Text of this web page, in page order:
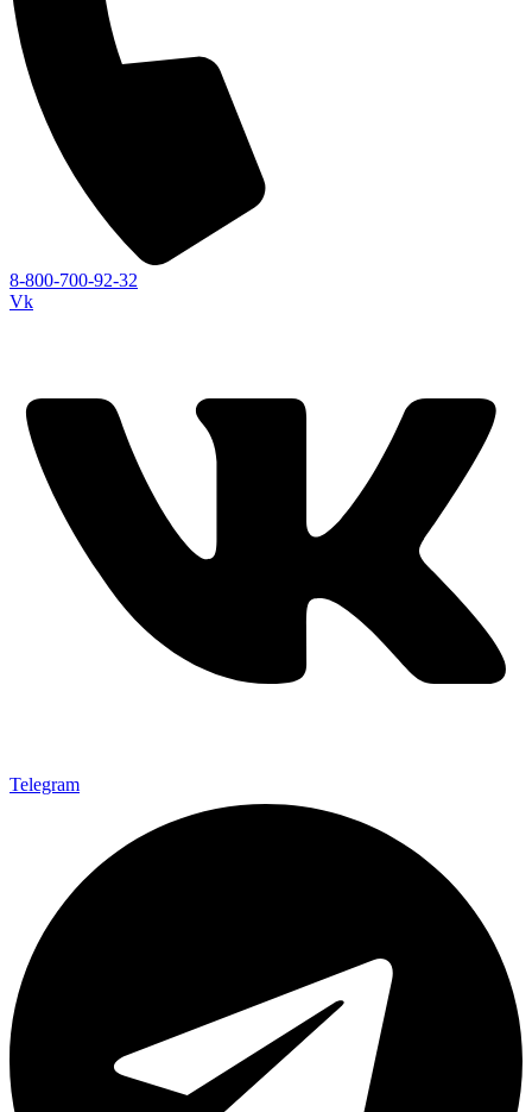
8-800-700-92-32
Vk
Telegram